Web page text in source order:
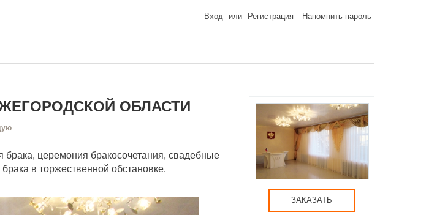
Вход или Регистрация Напомнить пароль
ОБЛАСТИ
брака, церемония бракосочетания, свадебные
в торжественной обстановке.
ЗАКАЗАТЬ